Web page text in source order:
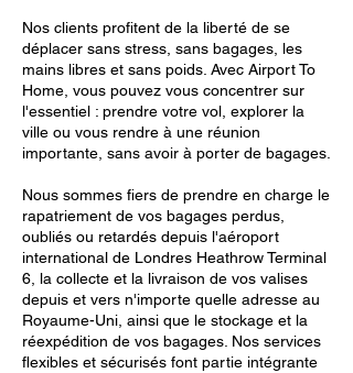
Nos clients profitent de la liberté de se
déplacer sans stress, sans bagages, les
mains libres et sans poids. Avec Airport To
Home, vous pouvez vous concentrer sur
l'essentiel : prendre votre vol, explorer la
ville ou vous rendre à une réunion
importante, sans avoir à porter de bagages.
Nous sommes fiers de prendre en charge le
rapatriement de vos bagages perdus,
oubliés ou retardés depuis l'aéroport
international de Londres Heathrow Terminal
6, la collecte et la livraison de vos valises
depuis et vers n'importe quelle adresse au
Royaume-Uni, ainsi que le stockage et la
réexpédition de vos bagages. Nos services
flexibles et sécurisés font partie intégrante